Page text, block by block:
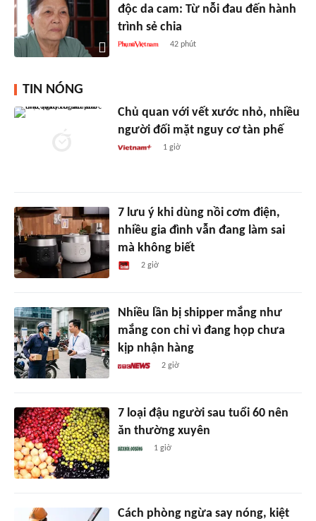
độc da cam: Từ nỗi đau đến hành
trình sẻ chia
42 phút
TIN NÓNG
Chủ quan với vết xước nhỏ, nhiều
người đối mặt nguy cơ tàn phế
1 giờ
7 lưu ý khi dùng nồi cơm điện,
nhiều gia đình vẫn đang làm sai
mà không biết
2 giờ
Nhiều lần bị shipper mắng như
mắng con chỉ vì đang họp chưa
kịp nhận hàng
2 giờ
7 loại đậu người sau tuổi 60 nên
ăn thường xuyên
1 giờ
Cách phòng ngừa say nóng, kiệt